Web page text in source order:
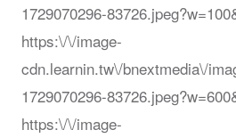
1729070296-
https:\/\/image-
cdn.learnin.tw\/bnextmedia\/
1729070296-
https:\/\/image-